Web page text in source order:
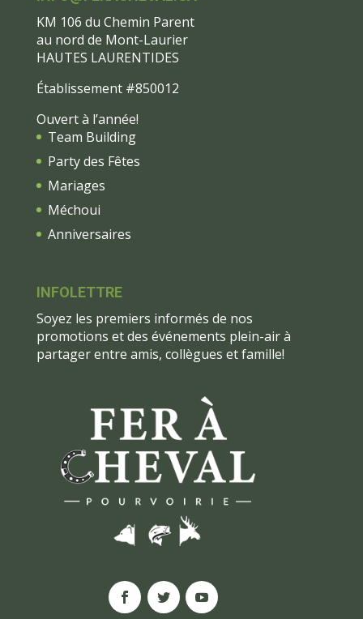
KM 106 du Chemin Parent
au nord de Mont-Laurier
HAUTES LAURENTIDES
Établissement #850012
Ouvert à l’année!
Team Building
Party des Fêtes
Mariages
Méchoui
Anniversaires
INFOLETTRE
Soyez les premiers informés de nos
promotions et des événements plein-air à
partager entre amis, collègues et famille!